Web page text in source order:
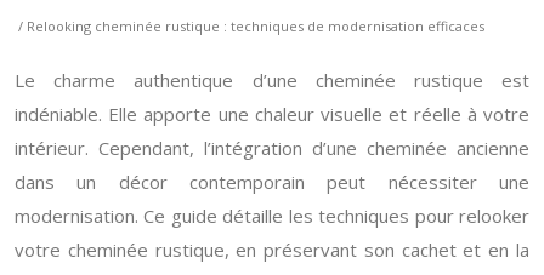
/ Relooking cheminée rustique : techniques de modernisation efficaces
Le charme authentique d’une cheminée rustique est
indéniable. Elle apporte une chaleur visuelle et réelle à votre
intérieur. Cependant, l’intégration d’une cheminée ancienne
dans un décor contemporain peut nécessiter une
modernisation. Ce guide détaille les techniques pour relooker
votre cheminée rustique, en préservant son cachet et en la